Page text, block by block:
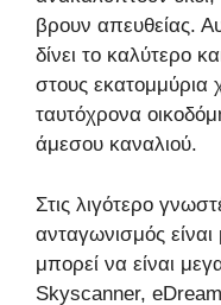
βρουν απευθείας.
δίνει το καλύτερο
στους
ταυτόχρονα
άμεσου καναλιού.
Στις λιγότερο
ανταγωνισμός
μπορεί να είναι
Skyscanner,